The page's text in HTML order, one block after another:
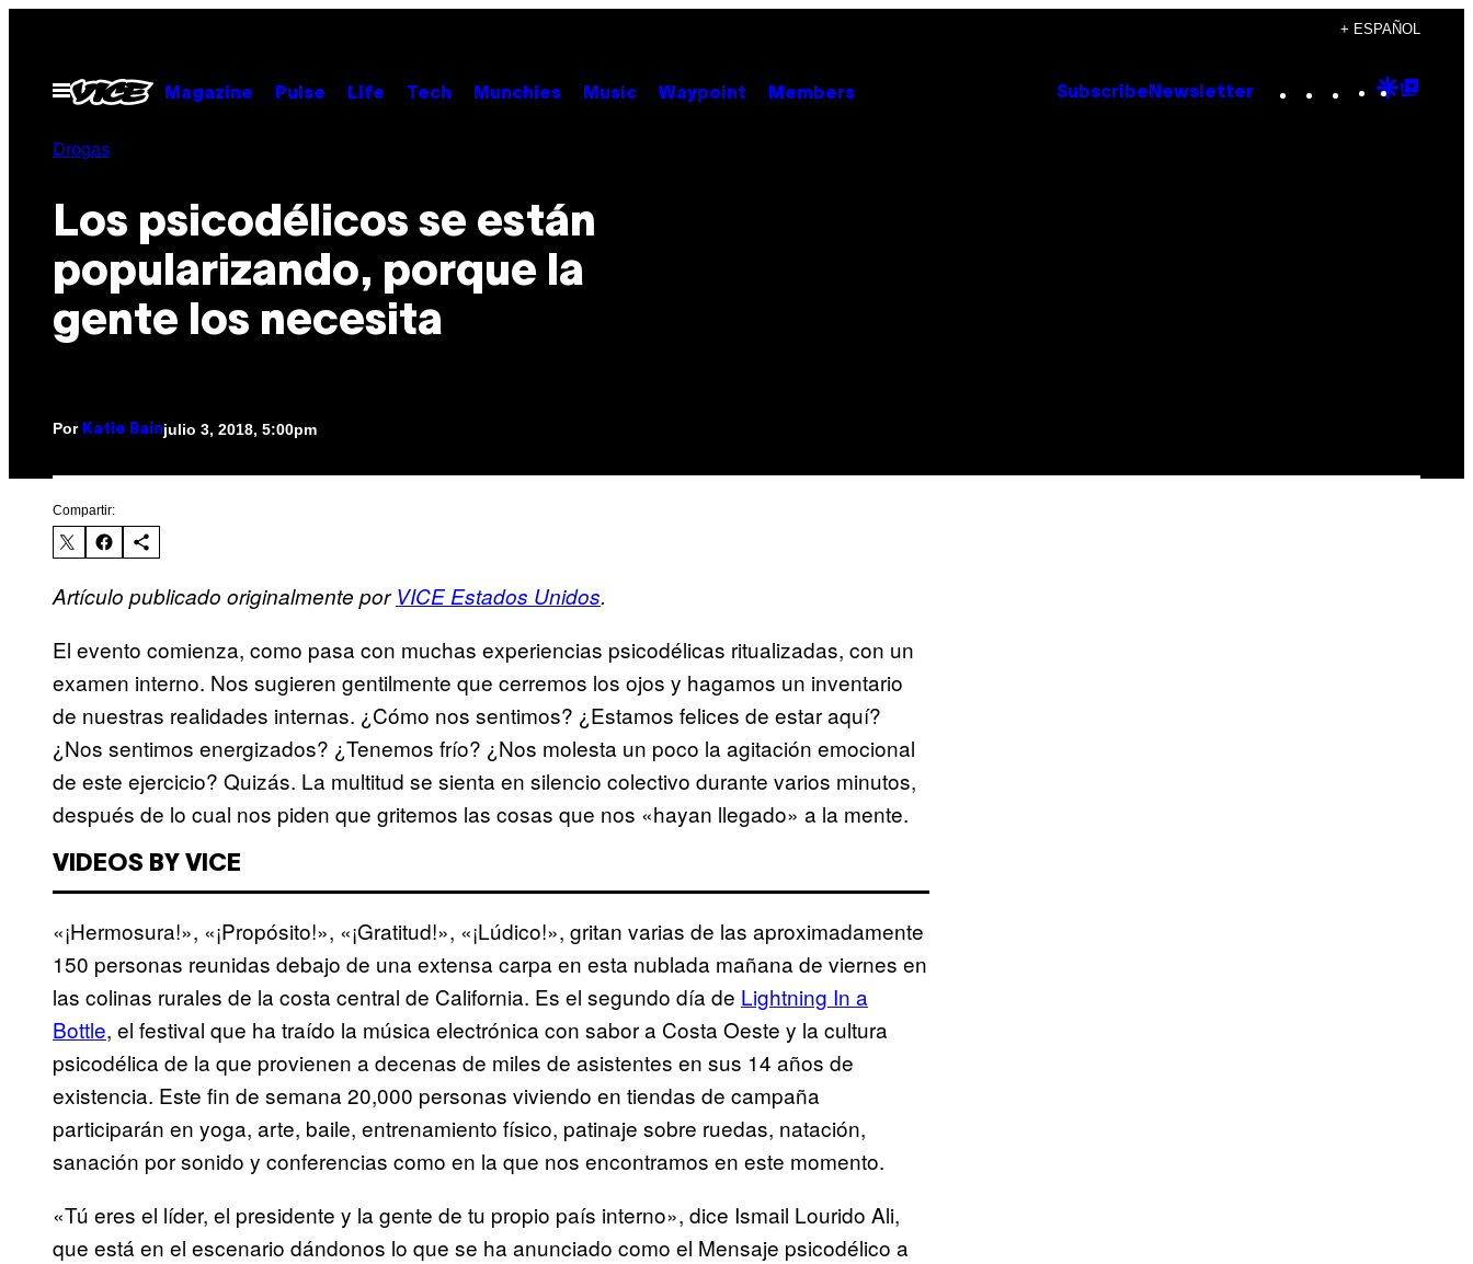
contenido
+ ESPAÑOL
Abrir
Menú
Magazine Pulse Life Tech Munchies Music Waypoint Members Subscribe Newsletter Instagram
TikTok
YouTube
Google
Drogas
Los psicodélicos se están
popularizando, porque la
gente los necesita
Por Katie Bainjulio 3, 2018, 5:00pm
Compartir:
Artículo publicado originalmente porVICE Estados Unidos.
El evento comienza, como pasa con muchas experiencias psicodélicas ritualizadas, con un
examen interno. Nos sugieren gentilmente que cerremos los ojos y hagamos un inventario
de nuestras realidades internas. ¿Cómo nos sentimos? ¿Estamos felices de estar aquí?
¿Nos sentimos energizados? ¿Tenemos frío? ¿Nos molesta un poco la agitación emocional
de este ejercicio? Quizás. La multitud se sienta en silencio colectivo durante varios minutos,
después de lo cual nos piden que gritemos las cosas que nos «hayan llegado» a la mente.
VIDEOS BY VICE
«¡Hermosura!», «¡Propósito!», «¡Gratitud!», «¡Lúdico!», gritan varias de las aproximadamente
150 personas reunidas debajo de una extensa carpa en esta nublada mañana de viernes en
las colinas rurales de la costa central de California. Es el segundo día de Lightning In a
Bottle, el festival que ha traído la música electrónica con sabor a Costa Oeste y la cultura
psicodélica de la que provienen a decenas de miles de asistentes en sus 14 años de
existencia. Este fin de semana 20,000 personas viviendo en tiendas de campaña
participarán en yoga, arte, baile, entrenamiento físico, patinaje sobre ruedas, natación,
sanación por sonido y conferencias como en la que nos encontramos en este momento.
«Tú eres el líder, el presidente y la gente de tu propio país interno», dice Ismail Lourido Ali,
que está en el escenario dándonos lo que se ha anunciado como el Mensaje psicodélico a